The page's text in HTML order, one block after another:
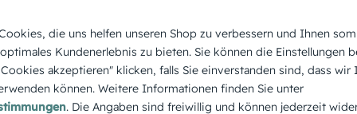
TAUFEINLADUNG
Origamischiff
die uns helfen unseren Shop zu verbessern und Ihnen
Kundenerlebnis zu bieten. Sie können die Einstellungen
akzeptieren" klicken, falls Sie einverstanden sind, dass
können. Weitere Informationen finden Sie unter
. Die Angaben sind freiwillig und können jederzeit